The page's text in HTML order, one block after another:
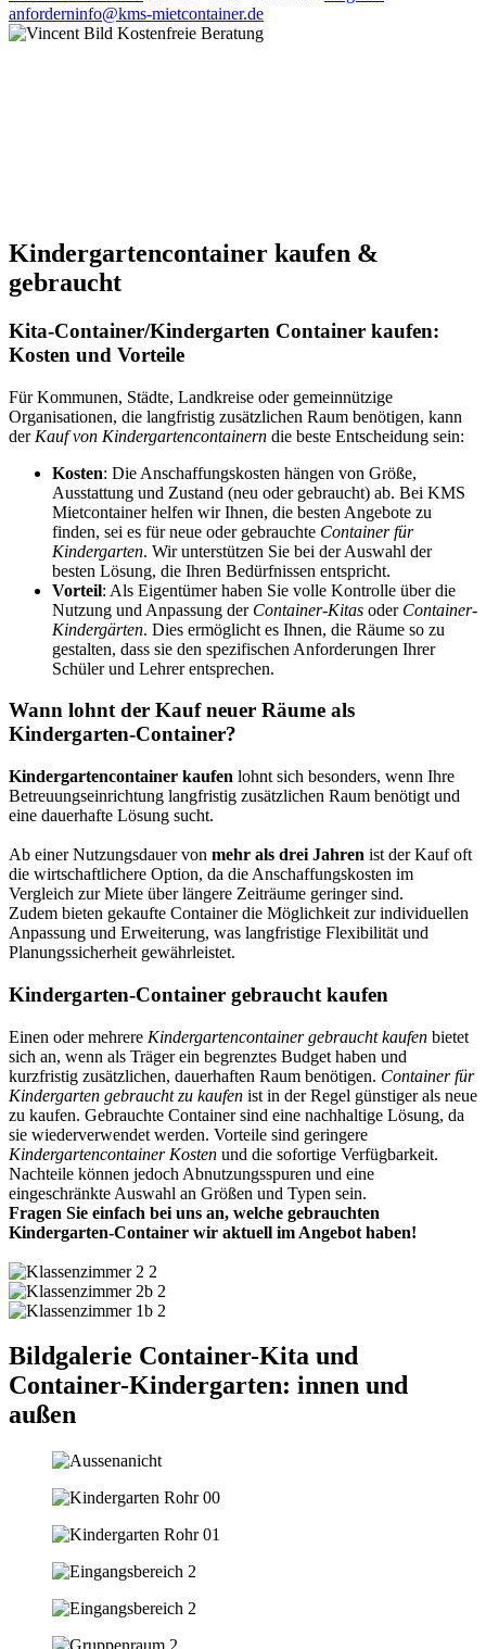
anforderninfo@kms-mietcontainer.de
Kindergartencontainer kaufen &
gebraucht
Kita-Container/Kindergarten Container kaufen:
Kosten und Vorteile
Für Kommunen, Städte, Landkreise oder gemeinnützige
Organisationen, die langfristig zusätzlichen Raum benötigen, kann
der Kauf von Kindergartencontainern die beste Entscheidung sein:
Kosten: Die Anschaffungskosten hängen von Größe,
Ausstattung und Zustand (neu oder gebraucht) ab. Bei KMS
Mietcontainer helfen wir Ihnen, die besten Angebote zu
finden, sei es für neue oder gebrauchte Container für
Kindergarten. Wir unterstützen Sie bei der Auswahl der
besten Lösung, die Ihren Bedürfnissen entspricht.
Vorteil: Als Eigentümer haben Sie volle Kontrolle über die
Nutzung und Anpassung der Container-Kitas oder Container-
Kindergärten. Dies ermöglicht es Ihnen, die Räume so zu
gestalten, dass sie den spezifischen Anforderungen Ihrer
Schüler und Lehrer entsprechen.
Wann lohnt der Kauf neuer Räume als
Kindergarten-Container?
Kindergartencontainer kaufen lohnt sich besonders, wenn Ihre
Betreuungseinrichtung langfristig zusätzlichen Raum benötigt und
eine dauerhafte Lösung sucht.
Ab einer Nutzungsdauer von mehr als drei Jahren ist der Kauf oft
die wirtschaftlichere Option, da die Anschaffungskosten im
Vergleich zur Miete über längere Zeiträume geringer sind.
Zudem bieten gekaufte Container die Möglichkeit zur individuellen
Anpassung und Erweiterung, was langfristige Flexibilität und
Planungssicherheit gewährleistet.
Kindergarten-Container gebraucht kaufen
Einen oder mehrere Kindergartencontainer gebraucht kaufen bietet
sich an, wenn als Träger ein begrenztes Budget haben und
kurzfristig zusätzlichen, dauerhaften Raum benötigen. Container für
Kindergarten gebraucht zu kaufen ist in der Regel günstiger als neue
zu kaufen. Gebrauchte Container sind eine nachhaltige Lösung, da
sie wiederverwendet werden. Vorteile sind geringere
Kindergartencontainer Kosten und die sofortige Verfügbarkeit.
Nachteile können jedoch Abnutzungsspuren und eine
eingeschränkte Auswahl an Größen und Typen sein.
Fragen Sie einfach bei uns an, welche gebrauchten
Kindergarten-Container wir aktuell im Angebot haben!
Bildgalerie Container-Kita und
Container-Kindergarten: innen und
außen